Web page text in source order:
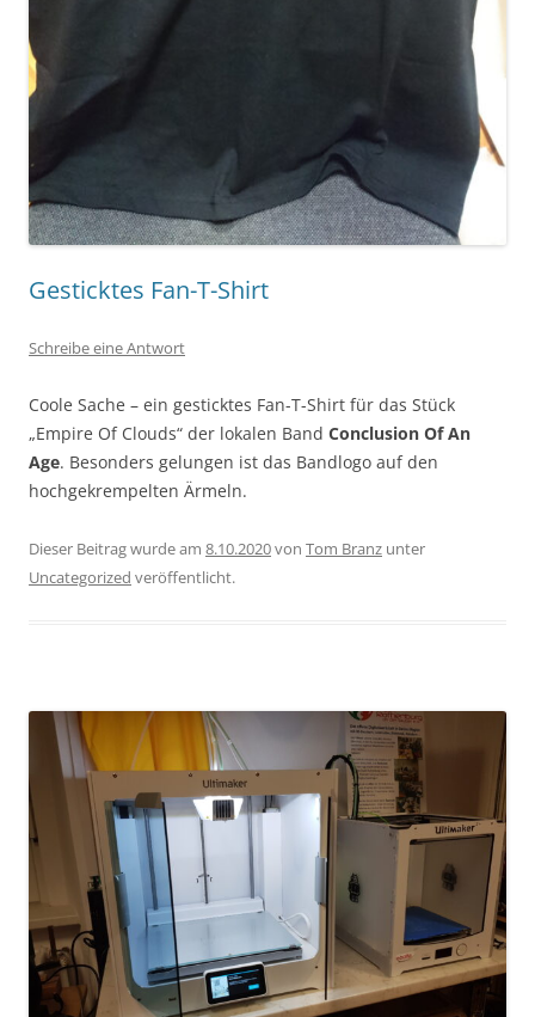
Gesticktes Fan-T-Shirt
Schreibe eine Antwort
Coole Sache – ein gesticktes Fan-T-Shirt für das Stück
„Empire Of Clouds“ der lokalen Band Conclusion Of An
Age. Besonders gelungen ist das Bandlogo auf den
hochgekrempelten Ärmeln.
Dieser Beitrag wurde am 8.10.2020von Tom Branz unter
Uncategorized veröffentlicht.